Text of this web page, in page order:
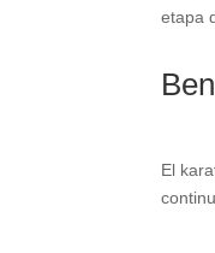
etapa
El